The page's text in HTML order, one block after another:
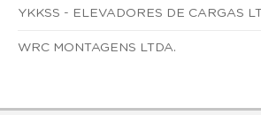
YKKSS - ELEVADORES DE CARGAS
WRC MONTAGENS LTDA.